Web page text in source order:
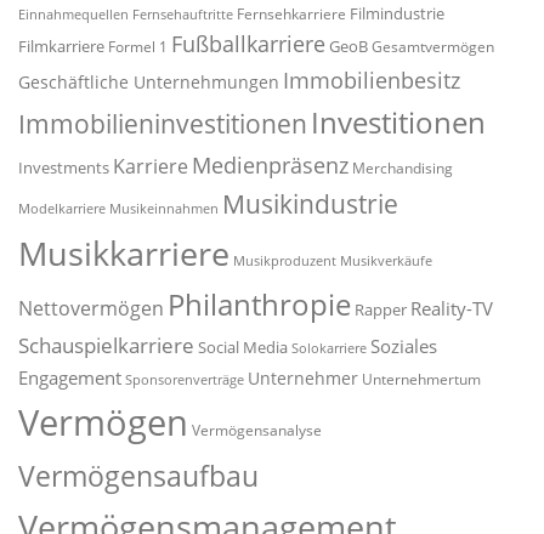
Einnahmequellen Fernsehauftritte Fernsehkarriere Filmindustrie
Filmkarriere Formel 1 Fußballkarriere GeoBGesamtvermögen
Geschäftliche Unternehmungen Immobilienbesitz
Immobilieninvestitionen Investitionen
Investments Karriere Medienpräsenz Merchandising
Modelkarriere Musikeinnahmen Musikindustrie
Musikkarriere Musikproduzent Musikverkäufe
Nettovermögen Philanthropie Rapper Reality-TV
Schauspielkarriere Social Media Solokarriere Soziales
Engagement Sponsorenverträge Unternehmer Unternehmertum
Vermögen Vermögensanalyse
Vermögensaufbau